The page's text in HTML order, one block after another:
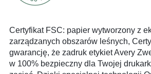
Certyfikat FSC: papier wytworzony z
zarządzanych obszarów leśnych,
gwarancję, że zadruk etykiet Avery
w 100% bezpieczny dla Twojej